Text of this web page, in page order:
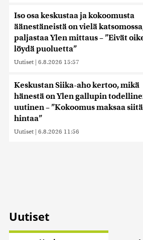
Iso osa keskustaa ja kokoomusta
äänestäneistä on vielä
paljastaa Ylen mittaus – ”Eivät
löydä puoluetta”
Uutiset | 6.8.2026 15:57
Keskustan Siika-aho kertoo, mikä
hänestä on Ylen gallupin
uutinen – ”Kokoomus maksaa siitä
hintaa”
Uutiset | 6.8.2026 11:56
Uutiset